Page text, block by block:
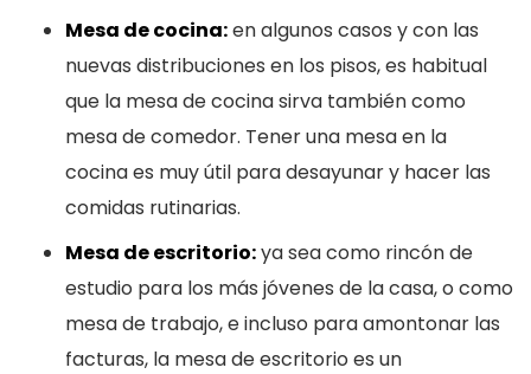
Mesa de cocina:en algunos casos y con las
nuevas distribuciones en los pisos, es habitual
que la mesa de cocina sirva también como
mesa de comedor. Tener una mesa en la
cocina es muy útil para desayunar y hacer las
comidas rutinarias.
Mesa de escritorio:ya sea como rincón de
estudio para los más jóvenes de la casa, o como
mesa de trabajo, e incluso para amontonar las
facturas, la mesa de escritorio es un